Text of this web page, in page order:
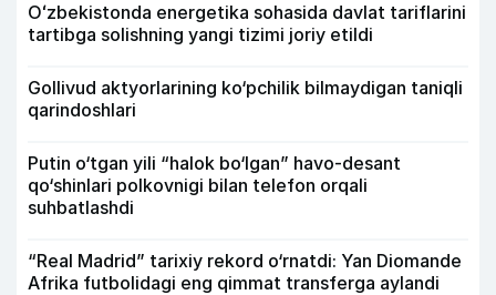
Oʻzbekistonda energetika sohasida davlat tariflarini
tartibga solishning yangi tizimi joriy etildi
Gollivud aktyorlarining ko‘pchilik bilmaydigan taniqli
qarindoshlari
Putin o‘tgan yili “halok bo‘lgan” havo-desant
qo‘shinlari polkovnigi bilan telefon orqali
suhbatlashdi
“Real Madrid” tarixiy rekord o‘rnatdi: Yan Diomande
Afrika futbolidagi eng qimmat transferga aylandi